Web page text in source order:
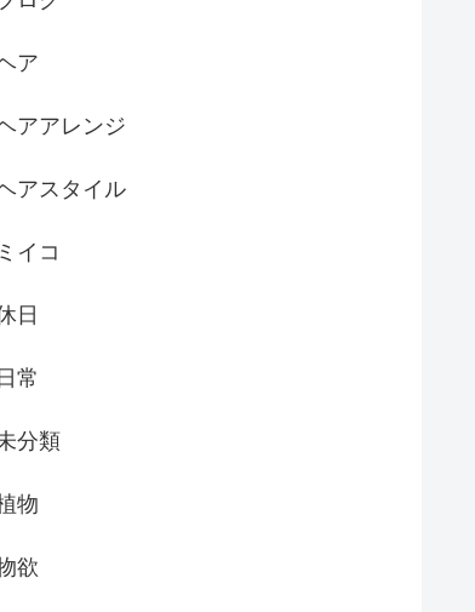
ア
アアレンジ
アスタイル
ミイコ
日
日常
分類
物
欲